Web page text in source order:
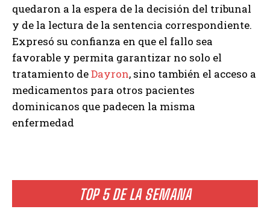
TOP 5 DE LA SEMANA
quedaron a la espera de la decisión del tribunal
y de la lectura de la sentencia correspondiente.
Expresó su confianza en que el fallo sea
favorable y permita garantizar no solo el
tratamiento deDayron, sino también el acceso a
medicamentos para otros pacientes
dominicanos que padecen la misma
enfermedad